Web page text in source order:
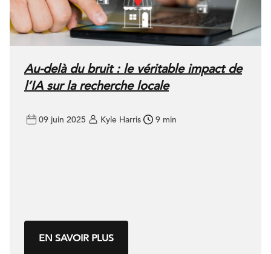
Au-delà du bruit : le véritable impact de
l’IA sur la recherche locale
09 juin 2025 Kyle Harris 9 min
EN SAVOIR PLUS